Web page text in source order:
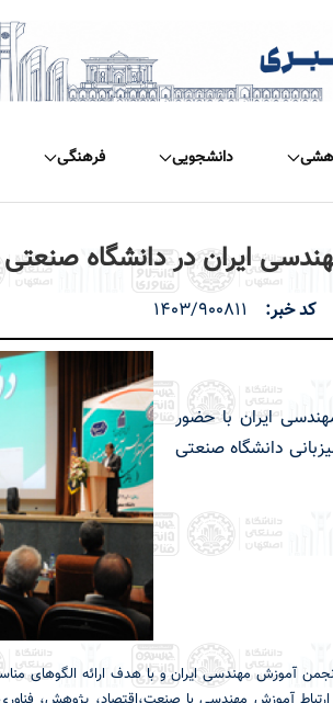
دانشجویی فرهنگی
ایران در دانشگاه
کد خبر 1403/900811
ایران با حضور
دانشگاه صنعتی
آموزش مهندسی ایران و با هدف ارائه الگوهای